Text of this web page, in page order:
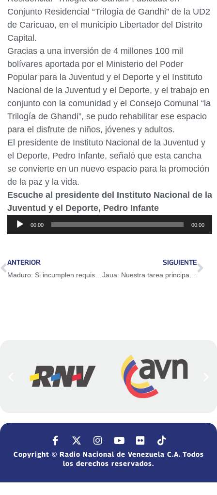
Conjunto Residencial “Trilogía de Gandhi” de la UD2
de Caricuao, en el municipio Libertador del Distrito
Capital.
Gracias a una inversión de 4 millones 100 mil
bolívares aportada por el Ministerio del Poder
Popular para la Juventud y el Deporte y el Instituto
Nacional de la Juventud y el Deporte, y el trabajo en
conjunto con la comunidad y el Consejo Comunal “la
Trilogía de Ghandi”, se pudo rehabilitar ese espacio
para el disfrute de niños, jóvenes y adultos.
El presidente de Instituto Nacional de la Juventud y
el Deporte, Pedro Infante, señaló que esta cancha
se convierte en un nuevo espacio para la promoción
de la paz y la vida.
Escuche al presidente del Instituto Nacional de la
Juventud y el Deporte, Pedro Infante
Reproductor
de
00:00 00:00
ANTERIOR
Maduro: Si incumplen requisitos no habrá revocatorio y punto
SIGUIENTE
Jaua: Nuestra tarea principal es garantizar la dignidad de Venezuela
Copyright © Radio Nacional de Venezuela C.A. Todos
los derechos reservados.